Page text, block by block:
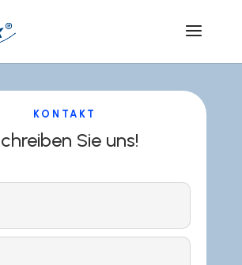
KONTAKT
Sie uns!